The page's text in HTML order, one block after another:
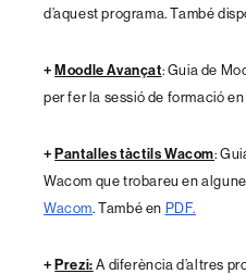
d’aquest programa. També
+Moodle Avançat: Guia de
per fer la sessió de formació en
+Pantalles tàctils Wacom:
Wacom que trobareu en
Wacom. També en PDF.
+Prezi: A diferència d’altres